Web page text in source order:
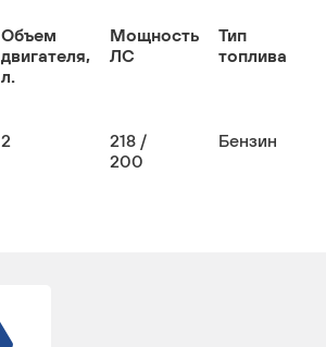
Объем
двигателя,
л.
Мощность
ЛС
Тип
топлива
2
218 /
200
Бензин